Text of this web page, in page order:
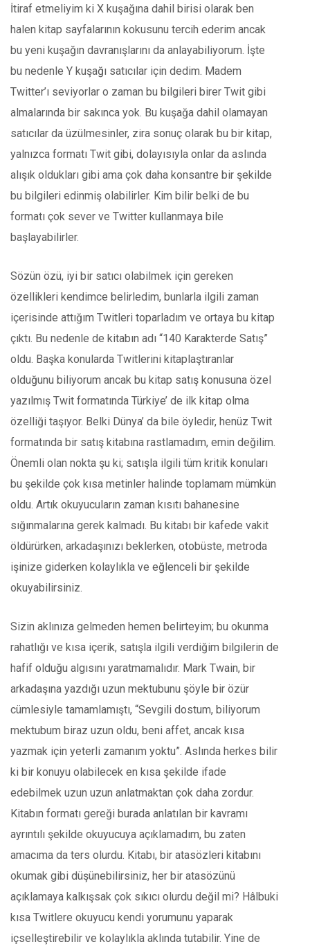
İtiraf etmeliyim ki X kuşağına dahil birisi olarak ben
halen kitap sayfalarının kokusunu tercih ederim ancak
bu yeni kuşağın davranışlarını da anlayabiliyorum. İşte
bu nedenle Y kuşağı satıcılar için dedim. Madem
Twitter’ı seviyorlar o zaman bu bilgileri birer Twit gibi
almalarında bir sakınca yok. Bu kuşağa dahil olamayan
satıcılar da üzülmesinler, zira sonuç olarak bu bir kitap,
yalnızca formatı Twit gibi, dolayısıyla onlar da aslında
alışık oldukları gibi ama çok daha konsantre bir şekilde
bu bilgileri edinmiş olabilirler. Kim bilir belki de bu
formatı çok sever ve Twitter kullanmaya bile
başlayabilirler.
Sözün özü, iyi bir satıcı olabilmek için gereken
özellikleri kendimce belirledim, bunlarla ilgili zaman
içerisinde attığım Twitleri toparladım ve ortaya bu kitap
çıktı. Bu nedenle de kitabın adı “140 Karakterde Satış”
oldu. Başka konularda Twitlerini kitaplaştıranlar
olduğunu biliyorum ancak bu kitap satış konusuna özel
yazılmış Twit formatında Türkiye’ de ilk kitap olma
özelliği taşıyor. Belki Dünya’ da bile öyledir, henüz Twit
formatında bir satış kitabına rastlamadım, emin değilim.
Önemli olan nokta şu ki; satışla ilgili tüm kritik konuları
bu şekilde çok kısa metinler halinde toplamam mümkün
oldu. Artık okuyucuların zaman kısıtı bahanesine
sığınmalarına gerek kalmadı. Bu kitabı bir kafede vakit
öldürürken, arkadaşınızı beklerken, otobüste, metroda
işinize giderken kolaylıkla ve eğlenceli bir şekilde
okuyabilirsiniz.
Sizin aklınıza gelmeden hemen belirteyim; bu okunma
rahatlığı ve kısa içerik, satışla ilgili verdiğim bilgilerin de
hafif olduğu algısını yaratmamalıdır. Mark Twain, bir
arkadaşına yazdığı uzun mektubunu şöyle bir özür
cümlesiyle tamamlamıştı, “Sevgili dostum, biliyorum
mektubum biraz uzun oldu, beni affet, ancak kısa
yazmak için yeterli zamanım yoktu”. Aslında herkes bilir
ki bir konuyu olabilecek en kısa şekilde ifade
edebilmek uzun uzun anlatmaktan çok daha zordur.
Kitabın formatı gereği burada anlatılan bir kavramı
ayrıntılı şekilde okuyucuya açıklamadım, bu zaten
amacıma da ters olurdu. Kitabı, bir atasözleri kitabını
okumak gibi düşünebilirsiniz, her bir atasözünü
açıklamaya kalkışsak çok sıkıcı olurdu değil mi? Hâlbuki
kısa Twitlere okuyucu kendi yorumunu yaparak
içselleştirebilir ve kolaylıkla aklında tutabilir. Yine de